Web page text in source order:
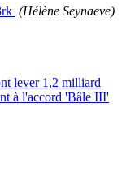
(Hélène Seynaeve)
lever 1,2 milliard
à l'accord 'Bâle III'